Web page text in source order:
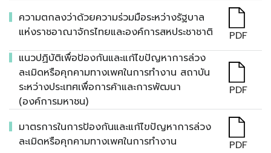
ความตกลงว่าด้วยความร่วมมือระหว่างรัฐบาล
แห่งราชอาณาจักรไทยและองค์การสหประชาชาติ
PDF
แนวปฏิบัติเพื่อป้องกันและแก้ไขปัญหาการล่วง
ละเมิดหรือคุกคามทางเพศในการทำงาน สถาบัน
ระหว่างประเทศเพื่อการค้าและการพัฒนา
(องค์การมหาชน)
PDF
มาตรการในการป้องกันและแก้ไขปัญหาการล่วง
ละเมิดหรือคุกคามทางเพศในการทำงาน
PDF